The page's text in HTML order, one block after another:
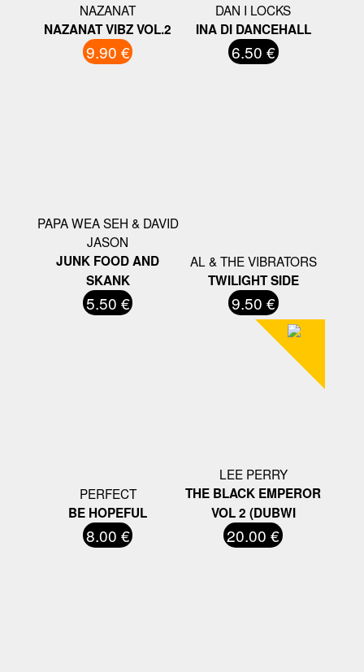
NAZANAT
NAZANAT VIBZ VOL.2
9.90 €
DAN I LOCKS
INA DI DANCEHALL
6.50 €
PAPA WEA SEH & DAVID
JASON
JUNK FOOD AND
SKANK
5.50 €
AL & THE VIBRATORS
TWILIGHT SIDE
9.50 €
PERFECT
BE HOPEFUL
8.00 €
LEE PERRY
THE BLACK EMPEROR
VOL 2 (DUBWI
20.00 €